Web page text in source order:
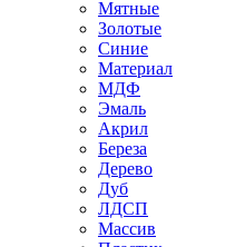
Мятные
Золотые
Синие
Материал
МДФ
Эмаль
Акрил
Береза
Дерево
Дуб
ЛДСП
Массив